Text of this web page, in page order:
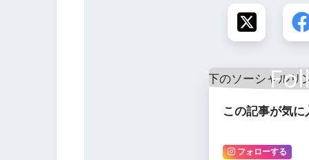
この記事が気
フォローする